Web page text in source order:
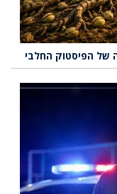
של הפיסטוק החלבי